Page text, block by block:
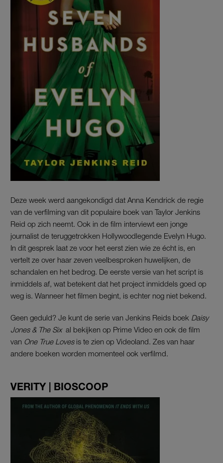
Deze week werd aangekondigd dat Anna Kendrick de regie
van de verfilming van dit populaire boek van Taylor Jenkins
Reid op zich neemt. Ook in de film interviewt een jonge
journalist de teruggetrokken Hollywoodlegende Evelyn Hugo.
In dit gesprek laat ze voor het eerst zien wie ze écht is, en
vertelt ze over haar zeven veelbesproken huwelijken, de
schandalen en het bedrog. De eerste versie van het script is
inmiddels af, wat betekent dat het project inmiddels goed op
weg is. Wanneer het filmen begint, is echter nog niet bekend.
Geen geduld? Je kunt de serie van Jenkins Reids boek Daisy
Jones & The Six al bekijken op Prime Video en ook de film
van One True Lovesis te zien op Videoland. Zes van haar
andere boeken worden momenteel ook verfilmd.
VERITY | BIOSCOOP